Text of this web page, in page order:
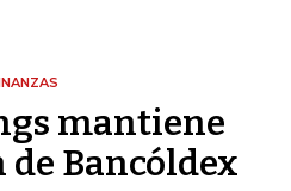
mantiene
Bancóldex